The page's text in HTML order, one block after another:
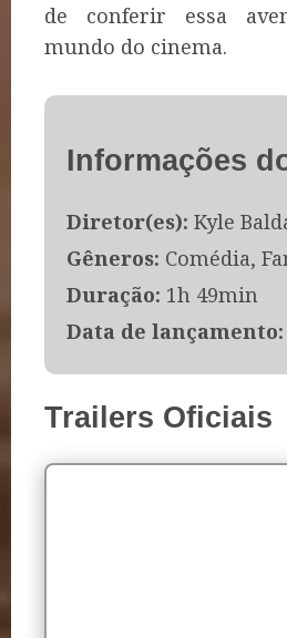
de conferir essa
mundo do cinema.
Informações
Diretor(es): Kyle
Gêneros: Comédia,
Duração: 1h 49min
Data de lançamento:
Trailers Oficiais